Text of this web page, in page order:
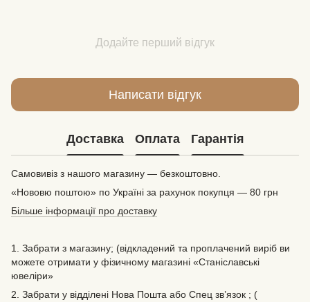
Додайте перший відгук
Написати відгук
Доставка Оплата Гарантія
Самовивіз з нашого магазину — безкоштовно.
«Нововю поштою» по Україні за рахунок покупця — 80 грн
Більше інформації про доставку
1. Забрати з магазину; (відкладений та проплачений виріб ви
можете отримати у фізичному магазині «Станіславські
ювеліри»
2. Забрати у відділені Нова Пошта або Спец зв’язок ; (